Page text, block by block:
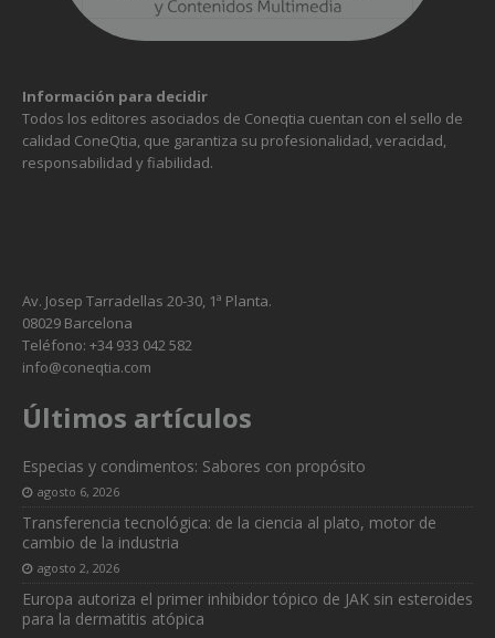
Información para decidir
Todos los editores asociados de Coneqtia cuentan con el sello de
calidad ConeQtia, que garantiza su profesionalidad, veracidad,
responsabilidad y fiabilidad.
Av. Josep Tarradellas 20-30, 1ª Planta.
08029 Barcelona
Teléfono: +34 933 042 582
info@coneqtia.com
Últimos artículos
Especias y condimentos: Sabores con propósito
agosto 6, 2026
Transferencia tecnológica: de la ciencia al plato, motor de
cambio de la industria
agosto 2, 2026
Europa autoriza el primer inhibidor tópico de JAK sin esteroides
para la dermatitis atópica